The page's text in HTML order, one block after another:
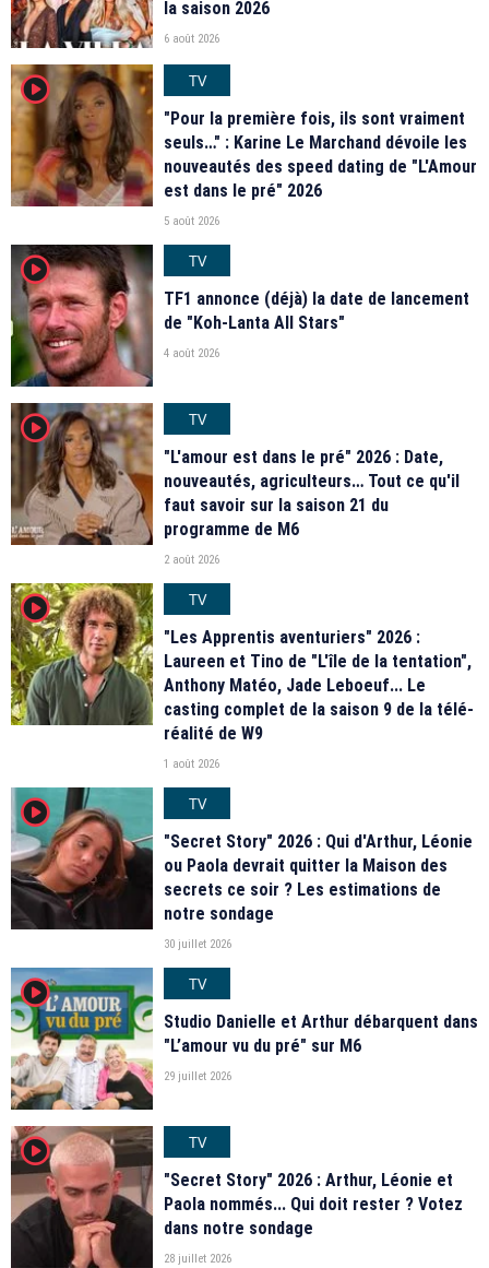
la saison 2026
6 août 2026
player2
TV
"Pour la première fois, ils sont vraiment
seuls…" : Karine Le Marchand dévoile les
nouveautés des speed dating de "L'Amour
est dans le pré" 2026
5 août 2026
player2
TV
TF1 annonce (déjà) la date de lancement
de "Koh-Lanta All Stars"
4 août 2026
player2
TV
"L'amour est dans le pré" 2026 : Date,
nouveautés, agriculteurs… Tout ce qu'il
faut savoir sur la saison 21 du
programme de M6
2 août 2026
player2
TV
"Les Apprentis aventuriers" 2026 :
Laureen et Tino de "L'île de la tentation",
Anthony Matéo, Jade Leboeuf... Le
casting complet de la saison 9 de la télé-
réalité de W9
1 août 2026
player2
TV
"Secret Story" 2026 : Qui d'Arthur, Léonie
ou Paola devrait quitter la Maison des
secrets ce soir ? Les estimations de
notre sondage
30 juillet 2026
player2
TV
Studio Danielle et Arthur débarquent dans
"L’amour vu du pré" sur M6
29 juillet 2026
player2
TV
"Secret Story" 2026 : Arthur, Léonie et
Paola nommés... Qui doit rester ? Votez
dans notre sondage
28 juillet 2026